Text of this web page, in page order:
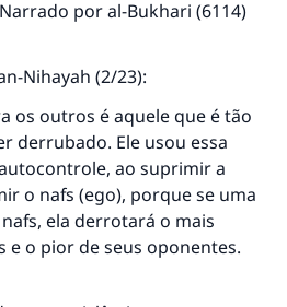
por al-Bukhari (6114)
Nihayah (2/23):
os outros é aquele que é tão
derrubado. Ele usou essa
ao suprimir a
o nafs (ego), porque se uma
ela derrotará o mais
e o pior de seus oponentes.